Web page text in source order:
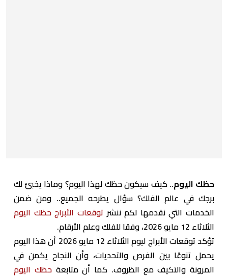
حظك اليوم.. كيف سيكون حظك لهذا اليوم؟ وماذا يخبئ لك
برجك في عالم الفلك؟ سؤال يطرحه الجميع.. ومن ضمن
الخدمات التي نقدمها لكم ننشرتوقعات الأبراج حظك اليوم
الثلاثاء 12 مايو 2026، وفقا للفلك وعلم الأرقام.
تؤكد توقعات الأبراج ليوم الثلاثاء 12 مايو 2026 أن هذا اليوم
يحمل تنوعًا بين الفرص والتحديات، وأن النجاح يكمن في
المرونة والتكيف مع الظروف. كما أن متابعةحظك اليوم